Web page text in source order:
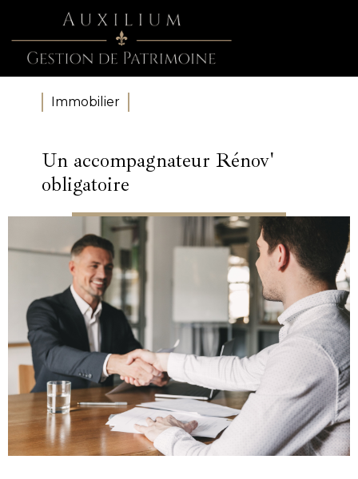
Immobilier
Un accompagnateur Rénov'
obligatoire